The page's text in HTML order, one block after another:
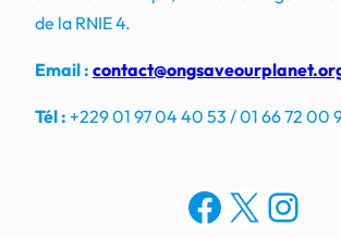
de la RNIE 4.
Email :
Tél : +229 01 97 04 40 53 / 01 66 72 00
Facebook
X